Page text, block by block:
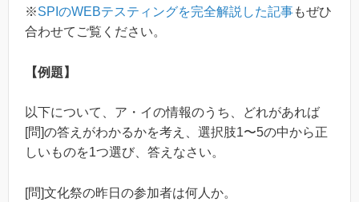
※SPIのWEBテスティングを完全解説した記事もぜひ
合わせてご覧ください。
【例題】
以下について、ア・イの情報のうち、どれがあれば
[問]の答えがわかるかを考え、選択肢1〜5の中から正
しいものを1つ選び、答えなさい。
[問]文化祭の昨日の参加者は何人か。